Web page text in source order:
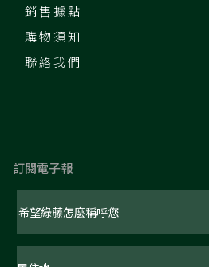
銷售據點
購物須知
聯絡我們
訂閱電子報